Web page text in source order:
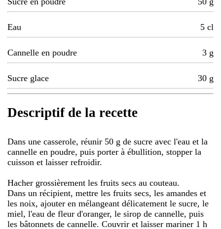
Eau 5 cl
Cannelle en poudre 3 g
Sucre glace 30 g
Descriptif de la recette
Dans une casserole, réunir 50 g de sucre avec l'eau et la
cannelle en poudre, puis porter à ébullition, stopper la
cuisson et laisser refroidir.
Hacher grossièrement les fruits secs au couteau.
Dans un récipient, mettre les fruits secs, les amandes et
les noix, ajouter en mélangeant délicatement le sucre, le
miel, l'eau de fleur d'oranger, le sirop de cannelle, puis
les bâtonnets de cannelle. Couvrir et laisser mariner 1 h